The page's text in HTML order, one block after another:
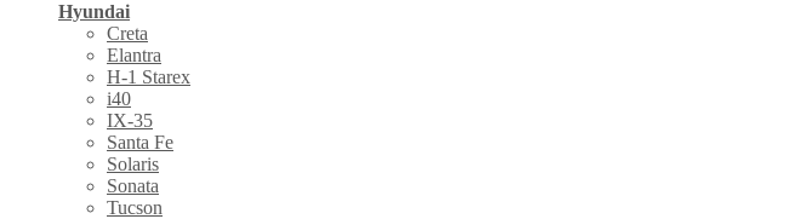
Hyundai
Creta
Elantra
H-1 Starex
i40
IX-35
Santa Fe
Solaris
Sonata
Tucson